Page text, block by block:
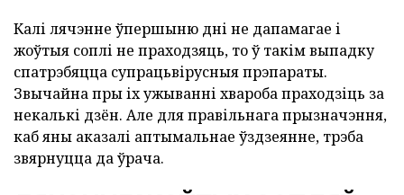
Калі лячэнне ўпершыню дні не дапамагае і
жоўтыя соплі не праходзяць, то ў такім выпадку
спатрэбяцца супрацьвірусныя прэпараты.
Звычайна пры іх ужыванні хвароба праходзіць за
некалькі дзён. Але для правільнага прызначэння,
каб яны аказалі аптымальнае ўздзеянне, трэба
звярнуцца да ўрача.